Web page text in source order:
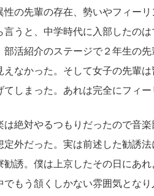
の先輩の存在、勢いやフィー
言うと、中学時代に入部したの
部活紹介のステージで２年生の
えなかった。そして女子の先輩
しまった。あれは完全にフィー
は絶対やるつもりだったので音
定外だった。実は前述した勧誘
勧誘。僕は上京したその日にあ
でもう頷くしかない雰囲気とな